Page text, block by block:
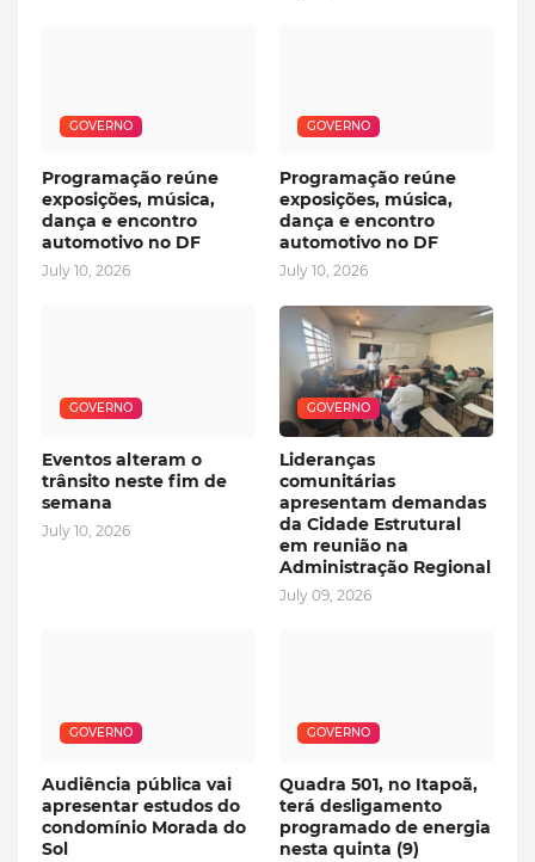
GOVERNO
Programação reúne
exposições, música,
dança e encontro
automotivo no DF
July 10, 2026
GOVERNO
Programação reúne
exposições, música,
dança e encontro
automotivo no DF
July 10, 2026
GOVERNO
Eventos alteram o
trânsito neste fim de
semana
July 10, 2026
GOVERNO
Lideranças
comunitárias
apresentam demandas
da Cidade Estrutural
em reunião na
Administração Regional
July 09, 2026
GOVERNO
Audiência pública vai
apresentar estudos do
condomínio Morada do
Sol
GOVERNO
Quadra 501, no Itapoã,
terá desligamento
programado de energia
nesta quinta (9)